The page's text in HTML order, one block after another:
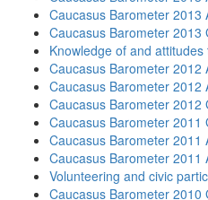
Caucasus Barometer 2013
Caucasus Barometer 2013
Knowledge of and
Caucasus Barometer 2012
Caucasus Barometer 2012
Caucasus Barometer 2012
Caucasus Barometer 2011
Caucasus Barometer 2011
Caucasus Barometer 2011
Volunteering and civic
Caucasus Barometer 2010